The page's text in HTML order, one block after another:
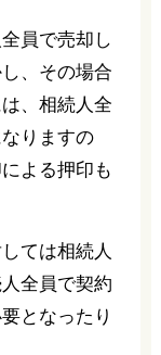
員で売却し
、その場合
、相続人全
りますの
よる押印も
ては相続人
全員で契約
となったり